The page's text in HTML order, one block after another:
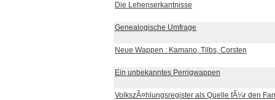
Die Lehenserkantnisse
Genealogische Umfrage
Neue Wappen : Kamano, Tilbs, Corsten
Ein unbekanntes Perrigwappen
VolkszÃ¤hlungsregister als Quelle fÃ¼r den